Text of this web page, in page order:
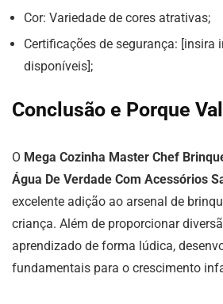
Cor: Variedade de cores atrativas;
Certificações de segurança: [insira
disponíveis];
Conclusão e Porque
O Mega Cozinha Master Chef
Água De Verdade Com Acessórios
excelente adição ao arsenal de
criança. Além de proporcionar
aprendizado de forma lúdica,
fundamentais para o crescimento